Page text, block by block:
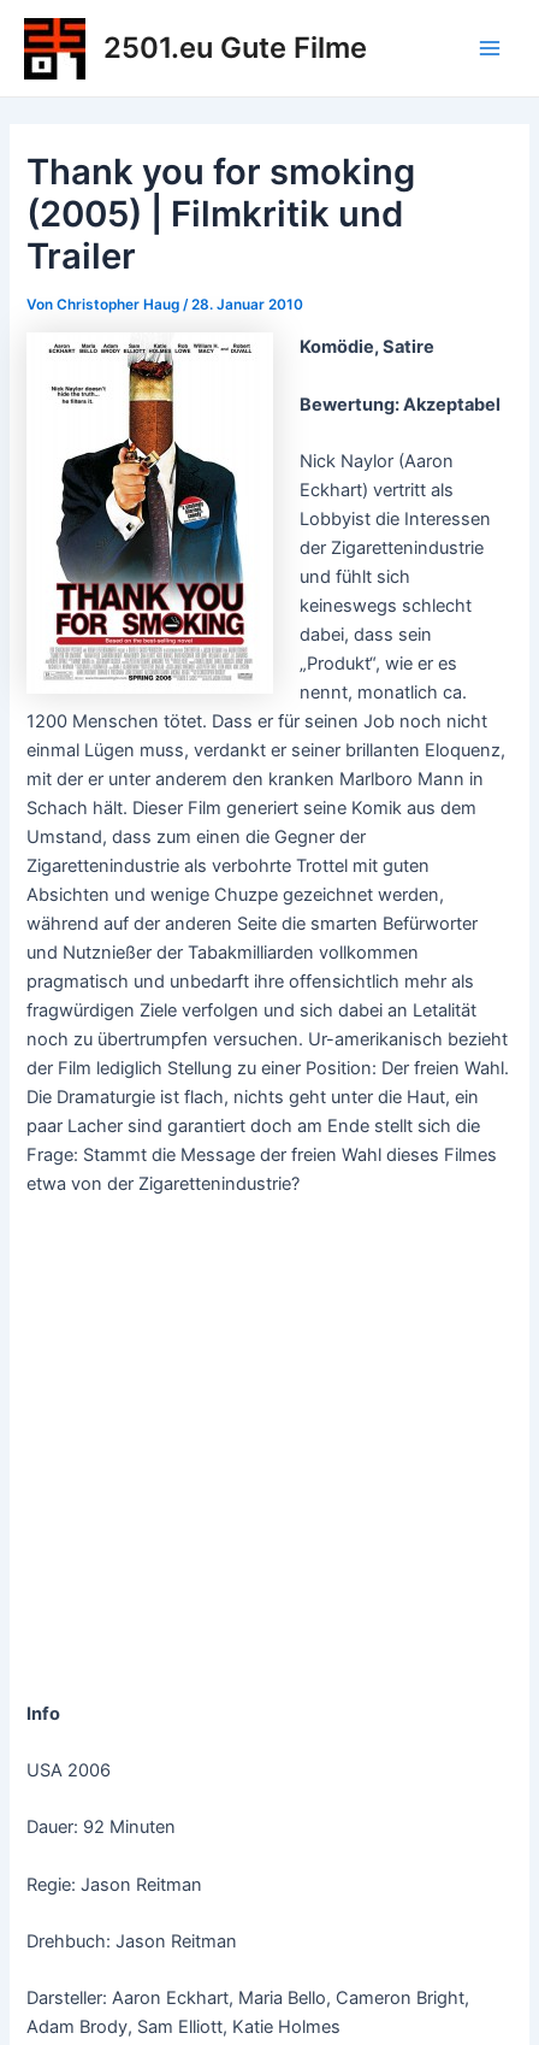
Zum
Inhalt
springen
2501.eu Gute Filme
Thank you for smoking
(2005) | Filmkritik und
Trailer
VonChristopher Haug/28. Januar 2010
Komödie, Satire
Bewertung: Akzeptabel
Nick Naylor (Aaron
Eckhart) vertritt als
Lobbyist die Interessen
der Zigarettenindustrie
und fühlt sich
keineswegs schlecht
dabei, dass sein
„Produkt“, wie er es
nennt, monatlich ca.
1200 Menschen tötet. Dass er für seinen Job noch nicht
einmal Lügen muss, verdankt er seiner brillanten Eloquenz,
mit der er unter anderem den kranken Marlboro Mann in
Schach hält. Dieser Film generiert seine Komik aus dem
Umstand, dass zum einen die Gegner der
Zigarettenindustrie als verbohrte Trottel mit guten
Absichten und wenige Chuzpe gezeichnet werden,
während auf der anderen Seite die smarten Befürworter
und Nutznießer der Tabakmilliarden vollkommen
pragmatisch und unbedarft ihre offensichtlich mehr als
fragwürdigen Ziele verfolgen und sich dabei an Letalität
noch zu übertrumpfen versuchen. Ur-amerikanisch bezieht
der Film lediglich Stellung zu einer Position: Der freien Wahl.
Die Dramaturgie ist flach, nichts geht unter die Haut, ein
paar Lacher sind garantiert doch am Ende stellt sich die
Frage: Stammt die Message der freien Wahl dieses Filmes
etwa von der Zigarettenindustrie?
Info
USA 2006
Dauer: 92 Minuten
Regie: Jason Reitman
Drehbuch: Jason Reitman
Darsteller: Aaron Eckhart, Maria Bello, Cameron Bright,
Adam Brody, Sam Elliott, Katie Holmes